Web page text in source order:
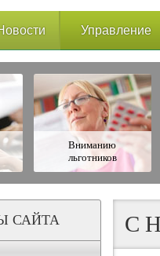
Управление
Вниманию
льготников
САЙТА С